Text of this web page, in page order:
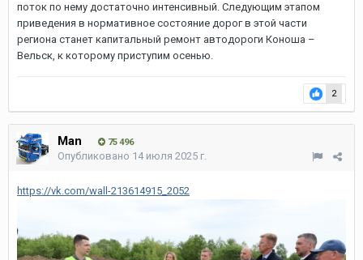
поток по нему достаточно интенсивный. Следующим этапом
приведения в нормативное состояние дорог в этой части
региона станет капитальный ремонт автодороги Коноша –
Вельск, к которому приступим осенью.
2
Man 75 496
Опубликовано 14 июля 2025 г.
https://vk.com/wall-213614915_2052